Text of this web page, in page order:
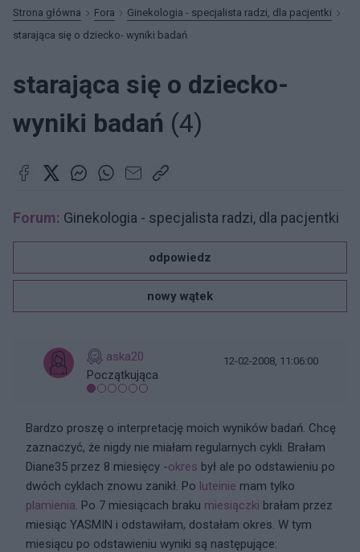
Strona główna Fora
Ginekologia - specjalista radzi, dla pacjentki
starająca się o dziecko- wyniki badań
starająca się o dziecko-
wyniki badań (4)
Forum: Ginekologia - specjalista radzi, dla pacjentki
odpowiedz
nowy wątek
aska20
Początkująca
12-02-2008, 11:06:00
Bardzo proszę o interpretację moich wyników badań. Chcę
zaznaczyć, że nigdy nie miałam regularnych cykli. Brałam
Diane35 przez 8 miesięcy -okres był ale po odstawieniu po
dwóch cyklach znowu zanikł. Po luteinie mam tylko
plamienia. Po 7 miesiącach braku miesiączki brałam przez
miesiąc YASMIN i odstawiłam, dostałam okres. W tym
miesiącu po odstawieniu wyniki są następujące: